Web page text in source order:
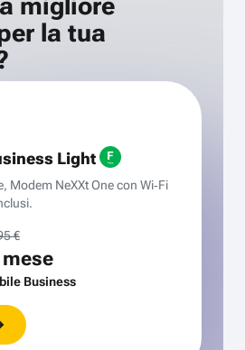
la tua
Light
Modem NeXXt One con Wi‑Fi
€
Business